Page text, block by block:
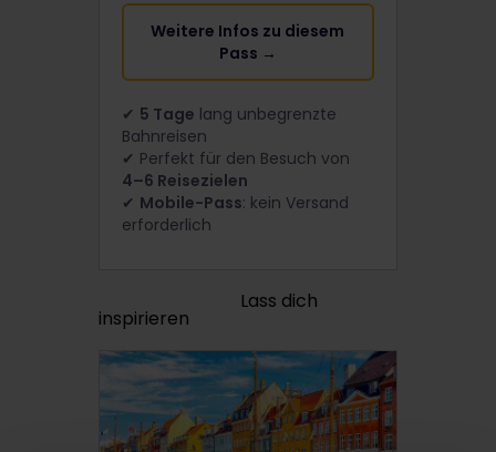
Weitere Infos zu diesem
Pass →
✔ 5 Tage lang unbegrenzte
Bahnreisen
✔ Perfekt für den Besuch von
4–6 Reisezielen
✔ Mobile-Pass: kein Versand
erforderlich
Lass dich
inspirieren